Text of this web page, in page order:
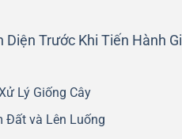
Diện Trước Khi Tiến Hành
Lý Giống Cây
Đất và Lên Luống